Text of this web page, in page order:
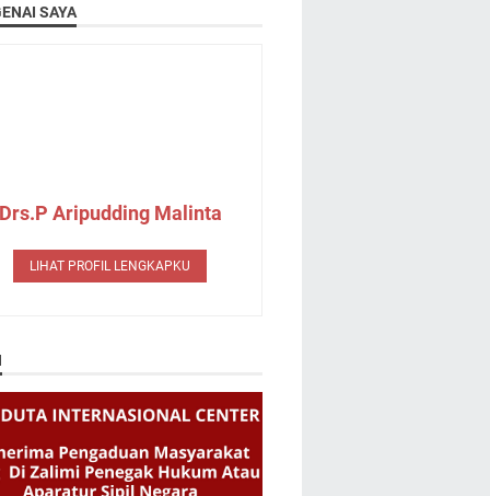
SAYA
Aripudding Malinta
LIHAT PROFIL LENGKAPKU